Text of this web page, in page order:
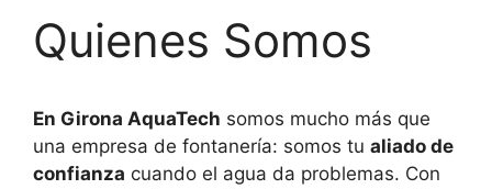
Quienes Somos
En Girona AquaTech somos mucho más que
una empresa de fontanería: somos tu aliado de
confianza cuando el agua da problemas. Con